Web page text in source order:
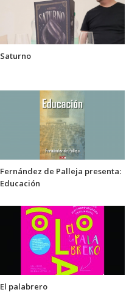
Saturno
Fernández de Palleja presenta:
Educación
El palabrero